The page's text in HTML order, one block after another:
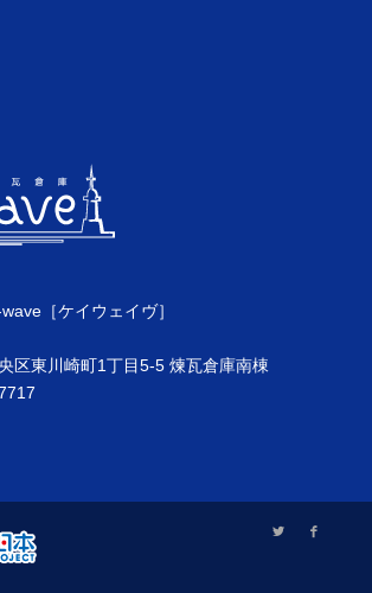
［ケイウェイヴ］
区東川崎町1丁目5-5 煉瓦倉庫南棟